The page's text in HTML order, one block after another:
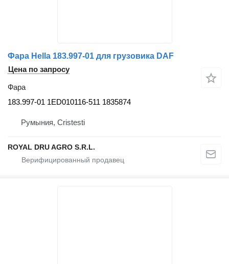
Фара Hella 183.997-01 для грузовика DAF
Цена по запросу
Фара
183.997-01 1ED010116-511 1835874
Румыния, Cristesti
ROYAL DRU AGRO S.R.L.